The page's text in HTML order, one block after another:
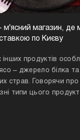
м'ясний магазин, де
по Києву
продуктів
– джерело білка
страв. Говорячи
типи цього